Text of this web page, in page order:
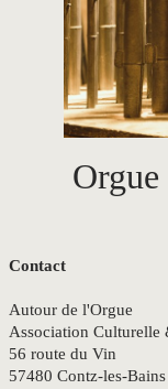
Contact
Autour de l'Orgue
Association Culturelle
56 route du Vin
57480 Contz-les-Bains